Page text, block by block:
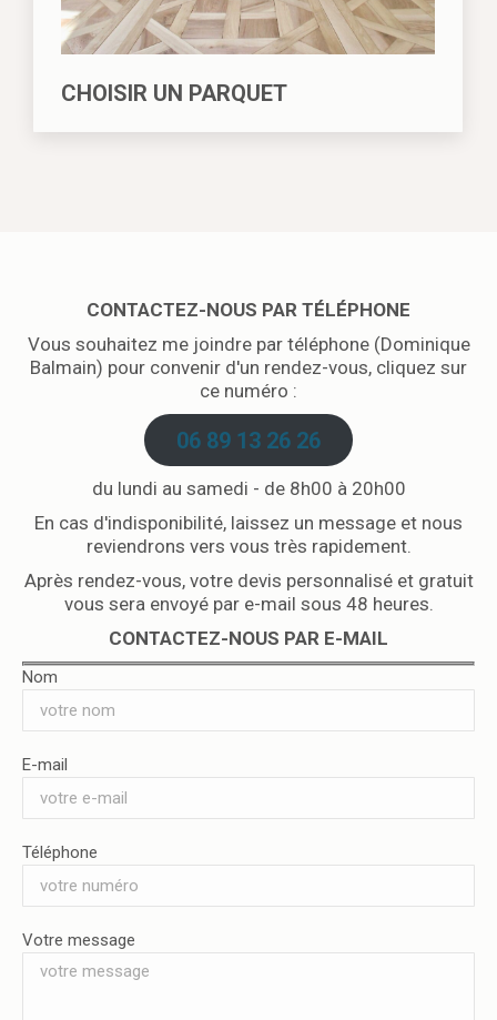
CHOISIR UN PARQUET
CONTACTEZ-NOUS PAR TÉLÉPHONE
Vous souhaitez me joindre par téléphone (Dominique
Balmain) pour convenir d'un rendez-vous, cliquez sur
ce numéro :
06 89 13 26 26
du lundi au samedi - de 8h00 à 20h00
En cas d'indisponibilité, laissez un message et nous
reviendrons vers vous très rapidement.
Après rendez-vous, votre devis personnalisé et gratuit
vous sera envoyé par e-mail sous 48 heures.
CONTACTEZ-NOUS PAR E-MAIL
Nom
E-mail
Téléphone
Votre message